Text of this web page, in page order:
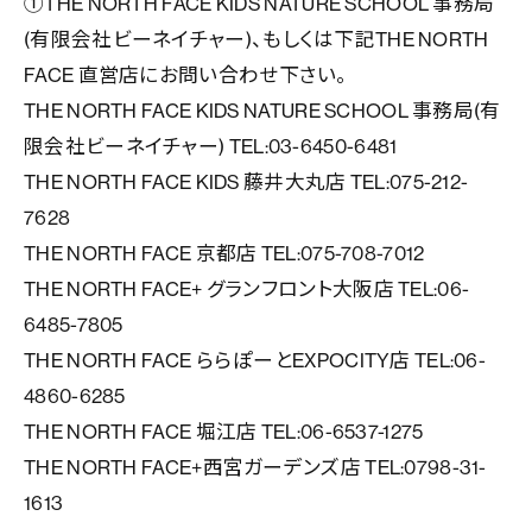
(有限会社ビーネイチャー)、もしくは下記THE NORTH
FACE 直営店にお問い合わせ下さい。
THE NORTH FACE KIDS NATURE SCHOOL 事務局(有
限会社ビーネイチャー) TEL:03-6450-6481
THE NORTH FACE KIDS 藤井大丸店 TEL:075-212-
7628
THE NORTH FACE 京都店 TEL:075-708-7012
THE NORTH FACE+ グランフロント大阪店 TEL:06-
6485-7805
THE NORTH FACE ららぽーとEXPOCITY店 TEL:06-
4860-6285
THE NORTH FACE 堀江店 TEL:06-6537-1275
THE NORTH FACE+西宮ガーデンズ店 TEL:0798-31-
1613